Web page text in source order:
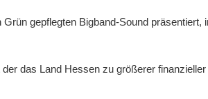
gepflegten Bigband-Sound präsentiert,
das Land Hessen zu größerer